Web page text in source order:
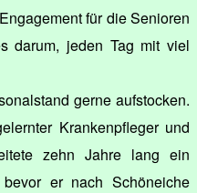
für die Senioren
darum, jeden Tag mit viel
gerne aufstocken.
Krankenpfleger und
zehn Jahre lang ein
er nach Schöneiche